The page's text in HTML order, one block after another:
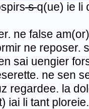
sq(ue) ie li
false
ne reposer.
uengier fors
ne sen
la
li tant ploreie.